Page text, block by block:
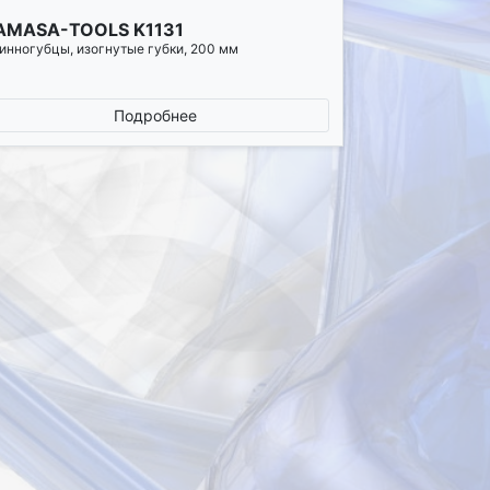
TOOLS K1131
изогнутые губки, 200 мм
Подробнее